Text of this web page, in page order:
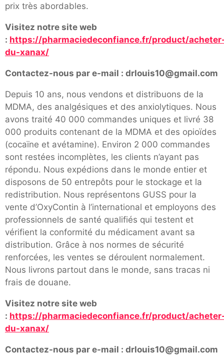
prix très abordables.
Visitez notre site web
: https://pharmaciedeconfiance.fr/product/
du-xanax/
Contactez-nous par e-mail : drlouis10@gmail.com
Depuis 10 ans, nous vendons et distribuons de la
MDMA, des analgésiques et des anxiolytiques. Nous
avons traité 40 000 commandes uniques et livré 38
000 produits contenant de la MDMA et des opioïdes
(cocaïne et avétamine). Environ 2 000 commandes
sont restées incomplètes, les clients n’ayant pas
répondu. Nous expédions dans le monde entier et
disposons de 50 entrepôts pour le stockage et la
redistribution. Nous représentons GUSS pour la
vente d’OxyContin à l’international et employons des
professionnels de santé qualifiés qui testent et
vérifient la conformité du médicament avant sa
distribution. Grâce à nos normes de sécurité
renforcées, les ventes se déroulent normalement.
Nous livrons partout dans le monde, sans tracas ni
frais de douane.
Visitez notre site web
: https://pharmaciedeconfiance.fr/product/
du-xanax/
Contactez-nous par e-mail : drlouis10@gmail.com